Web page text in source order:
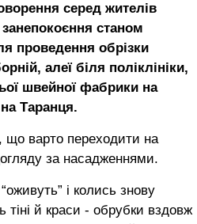
серед жителів
станом
проведення обрізки
алеї біля поліклініки,
швейної фабрики на
Таранця.
варто переходити на
за насадженнями.
і колись знову
тіні й краси - обрубки вздовж